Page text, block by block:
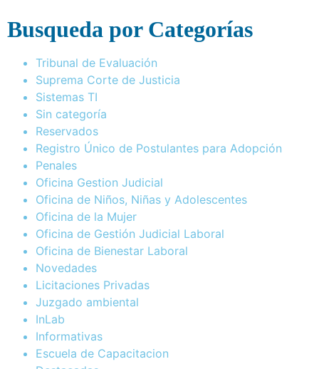
Busqueda por Categorías
Tribunal de Evaluación
Suprema Corte de Justicia
Sistemas TI
Sin categoría
Reservados
Registro Único de Postulantes para Adopción
Penales
Oficina Gestion Judicial
Oficina de Niños, Niñas y Adolescentes
Oficina de la Mujer
Oficina de Gestión Judicial Laboral
Oficina de Bienestar Laboral
Novedades
Licitaciones Privadas
Juzgado ambiental
InLab
Informativas
Escuela de Capacitacion